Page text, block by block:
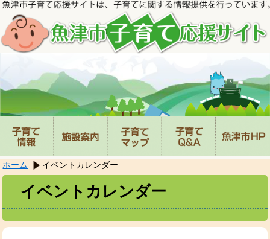
本
文
へ
移
し
ま
ホーム イベントカレンダー
イベントカレンダー